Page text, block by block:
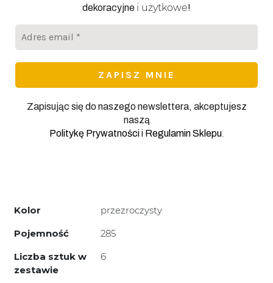
dekoracyjne i użytkowe!
Zapisując się do naszego newslettera, akceptujesz
naszą
Politykę Prywatnościi Regulamin Sklepu
Kolor
przezroczysty
Pojemność
285
Liczba sztuk w
zestawie
6